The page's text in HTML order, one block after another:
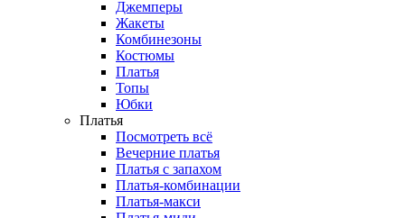
Джемперы
Жакеты
Комбинезоны
Костюмы
Платья
Топы
Юбки
Платья
Посмотреть всё
Вечерние платья
Платья с запахом
Платья-комбинации
Платья-макси